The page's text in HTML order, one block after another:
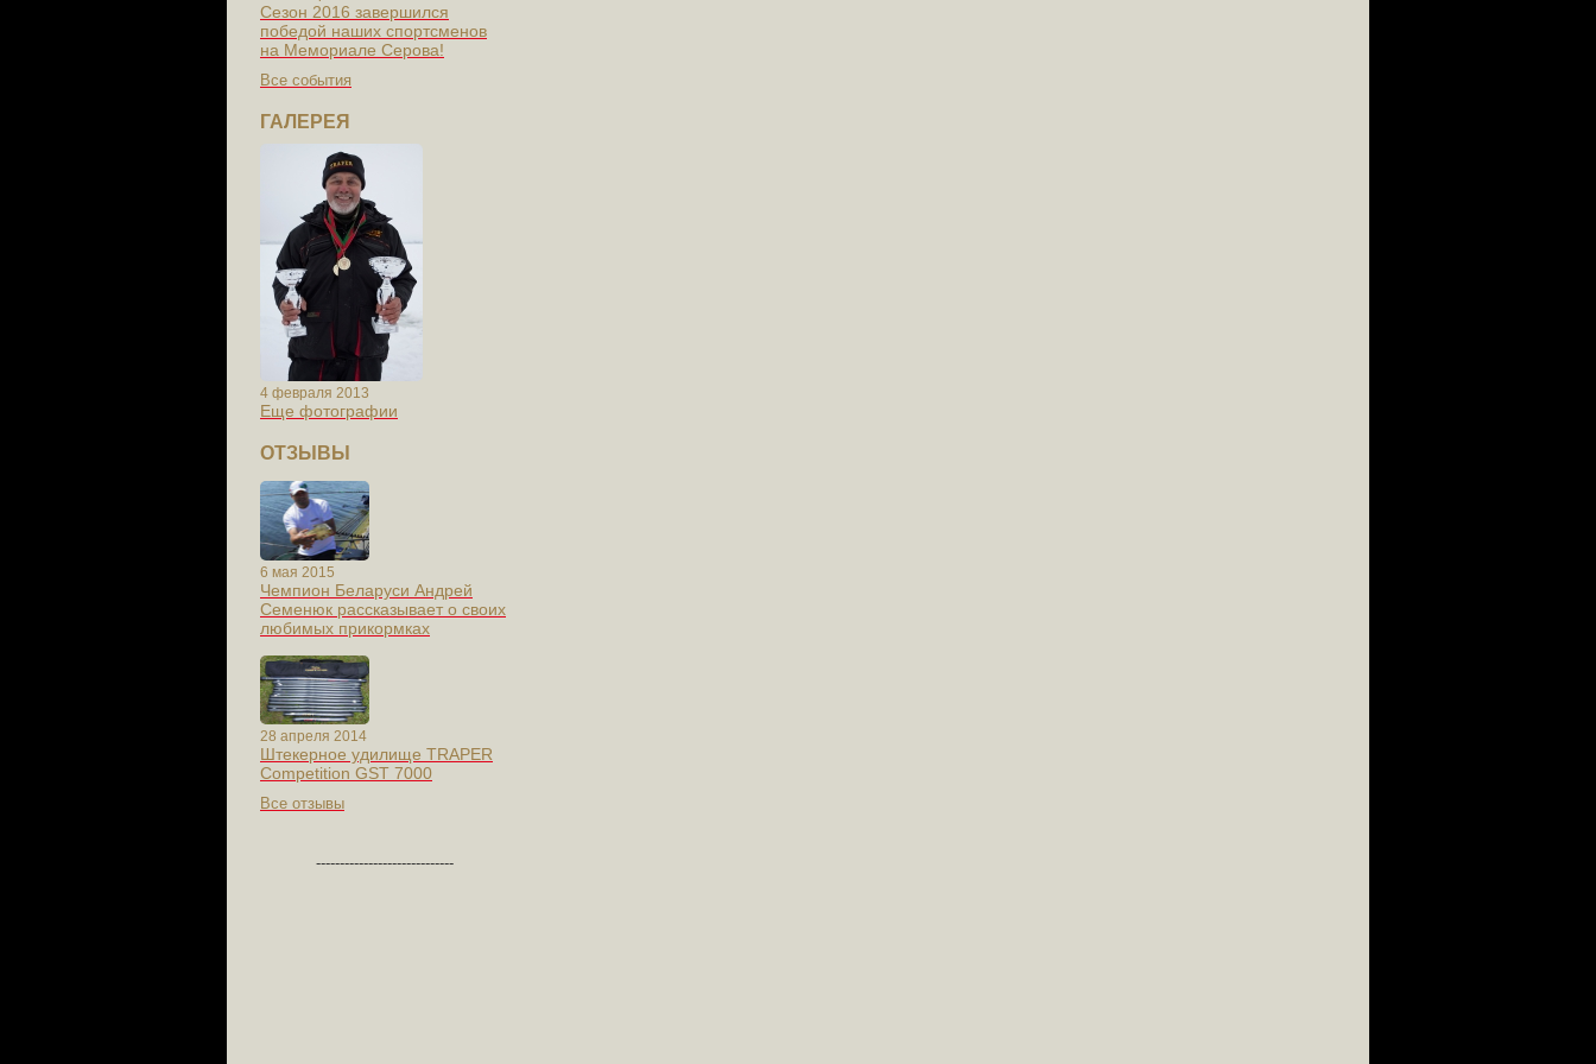
Сезон 2016 завершился
победой наших спортсменов
на Мемориале Серова!
Все события
ГАЛЕРЕЯ
4 февраля 2013
Еще фотографии
ОТЗЫВЫ
6 мая 2015
Чемпион Беларуси Андрей
Семенюк рассказывает о своих
любимых прикормках
28 апреля 2014
Штекерное удилище TRAPER
Competition GST 7000
Все отзывы
-----------------------------